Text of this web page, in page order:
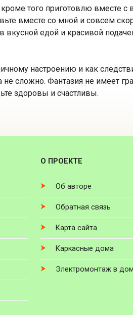
того приготовлю вместе с
вместе со мной и совсем
едой и красивой
настроению и как
сложно. Фантазия не имеет
здоровы и счастливы.
О ПРОЕКТЕ
Об авторе
Обратная связь
Карта сайта
Каркасные дома
Электромонтаж в